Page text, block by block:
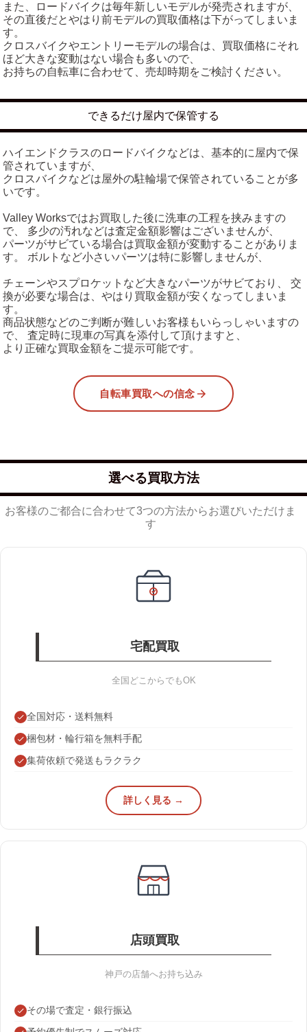
また、ロードバイクは毎年新しいモデルが発売されますが、
その直後だとやはり前モデルの買取価格は下がってしまいま
す。
クロスバイクやエントリーモデルの場合は、買取価格にそれ
ほど大きな変動はない場合も多いので、
お持ちの自転車に合わせて、売却時期をご検討ください。
できるだけ屋内で保管する
ハイエンドクラスのロードバイクなどは、基本的に屋内で保
管されていますが、
クロスバイクなどは屋外の駐輪場で保管されていることが多
いです。
Valley Worksではお買取した後に洗車の工程を挟みますの
で、 多少の汚れなどは査定金額影響はございませんが、
パーツがサビている場合は買取金額が変動することがありま
す。 ボルトなど小さいパーツは特に影響しませんが、
チェーンやスプロケットなど大きなパーツがサビており、 交
換が必要な場合は、やはり買取金額が安くなってしまいま
す。
商品状態などのご判断が難しいお客様もいらっしゃいますの
で、 査定時に現車の写真を添付して頂けますと、
より正確な買取金額をご提示可能です。
自転車買取への信念
選べる買取方法
お客様のご都合に合わせて3つの方法からお選びいただけま
す
宅配買取
全国どこからでもOK
全国対応・送料無料
梱包材・輪行箱を無料手配
集荷依頼で発送もラクラク
詳しく見る →
店頭買取
神戸の店舗へお持ち込み
その場で査定・銀行振込